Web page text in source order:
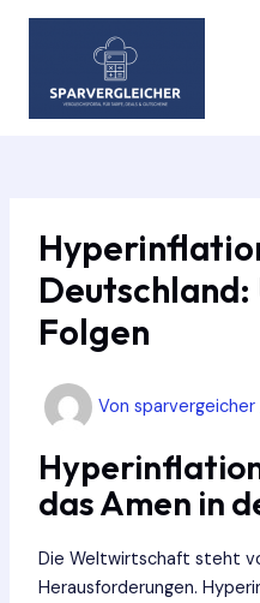
Zum
Deutschland:
Folgen
Von sparvergeicher
das Amen in
Die Weltwirtschaft steht
Herausforderungen.